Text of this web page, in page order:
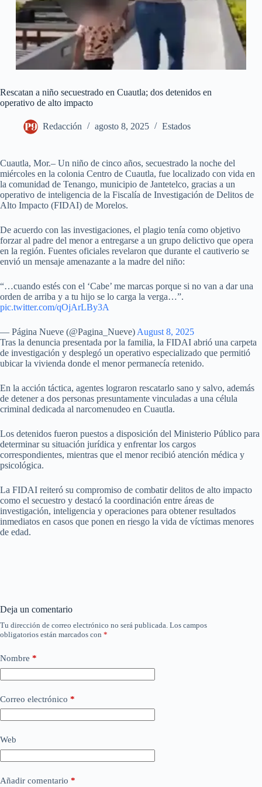
Rescatan a niño secuestrado en Cuautla; dos detenidos en
operativo de alto impacto
Redacción agosto 8, 2025 Estados
Cuautla, Mor.– Un niño de cinco años, secuestrado la noche del
miércoles en la colonia Centro de Cuautla, fue localizado con vida en
la comunidad de Tenango, municipio de Jantetelco, gracias a un
operativo de inteligencia de la Fiscalía de Investigación de Delitos de
Alto Impacto (FIDAI) de Morelos.
De acuerdo con las investigaciones, el plagio tenía como objetivo
forzar al padre del menor a entregarse a un grupo delictivo que opera
en la región. Fuentes oficiales revelaron que durante el cautiverio se
envió un mensaje amenazante a la madre del niño:
“…cuando estés con el ‘Cabe’ me marcas porque si no van a dar una
orden de arriba y a tu hijo se lo carga la verga…”.
pic.twitter.com/qOjArLBy3A
— Página Nueve (@Pagina_Nueve) August 8, 2025
Tras la denuncia presentada por la familia, la FIDAI abrió una carpeta
de investigación y desplegó un operativo especializado que permitió
ubicar la vivienda donde el menor permanecía retenido.
En la acción táctica, agentes lograron rescatarlo sano y salvo, además
de detener a dos personas presuntamente vinculadas a una célula
criminal dedicada al narcomenudeo en Cuautla.
Los detenidos fueron puestos a disposición del Ministerio Público para
determinar su situación jurídica y enfrentar los cargos
correspondientes, mientras que el menor recibió atención médica y
psicológica.
La FIDAI reiteró su compromiso de combatir delitos de alto impacto
como el secuestro y destacó la coordinación entre áreas de
investigación, inteligencia y operaciones para obtener resultados
inmediatos en casos que ponen en riesgo la vida de víctimas menores
de edad.
Deja un comentario
Tu dirección de correo electrónico no será publicada. Los campos
obligatorios están marcados con *
Nombre *
Correo electrónico *
Web
Añadir comentario *